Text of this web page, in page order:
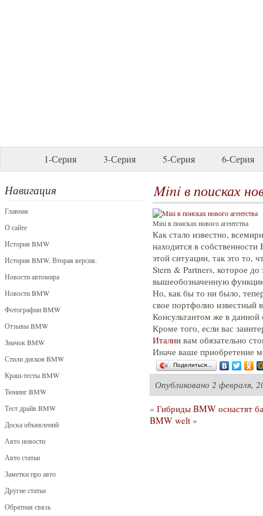
1-Серия 3-Серия 5-Серия 6-Серия
Навигация
Главная
О сайте
История BMW
История BMW. Вторая версия.
Новости автомира
Новости BMW
Фотографии BMW
Отзывы BMW
Значок BMW
Стили дисков BMW
Краш-тесты BMW
Тюнинг BMW
Тест драйв BMW
Доска объявлений
Авто новости
Авто статьи
Заметки про авто
Другие статьи
Обратная связь
Mini в поисках
Mini в поисках нового агентства
Как стало известно,
находится в
этой ситуации, так это то,
Stern & Partners, которое
вышеобозначенную
Но, как бы то ни было,
свое портфолио известный
Консультантом же в
Кроме того, если вас
Италии вам обязательно
Иначе ваше приобретение
Поделиться…
Опубликовано 2 февраля,
« Гибриды BMW оснастят
BMW welt »